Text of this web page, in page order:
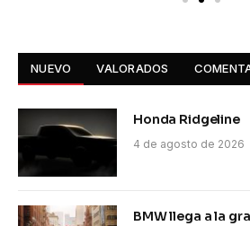
NUEVO VALORADOS
Honda Ridgeline
4 de agosto de 2026
BMW llega a la